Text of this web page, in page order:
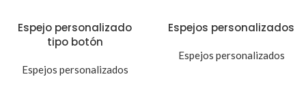
Espejo personalizado
tipo botón
Espejos personalizados
Espejos personalizados
Espejos personalizados